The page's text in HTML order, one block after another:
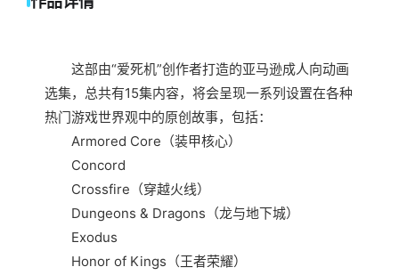
这部由“爱死机”创作者打造的亚马逊成人向动画
选集，总共有15集内容，将会呈现一系列设置在各种
热门游戏世界观中的原创故事，包括：
Armored Core（装甲核心）
Concord
Crossfire（穿越火线）
Dungeons & Dragons（龙与地下城）
Exodus
Honor of Kings（王者荣耀）